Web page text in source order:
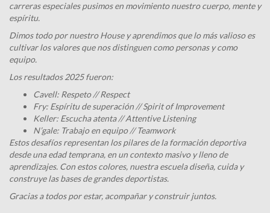
carreras especiales pusimos en movimiento nuestro cuerpo, mente y
espíritu.
Dimos todo por nuestro House y aprendimos que lo más valioso es
cultivar los valores que nos distinguen como personas y como
equipo.
Los resultados 2025 fueron:
Cavell: Respeto // Respect
Fry: Espíritu de superación // Spirit of Improvement
Keller: Escucha atenta // Attentive Listening
N’gale: Trabajo en equipo // Teamwork
Estos desafíos representan los pilares de la formación deportiva
desde una edad temprana, en un contexto masivo y lleno de
aprendizajes. Con estos colores, nuestra escuela diseña, cuida y
construye las bases de grandes deportistas.
Gracias a todos por estar, acompañar y construir juntos.